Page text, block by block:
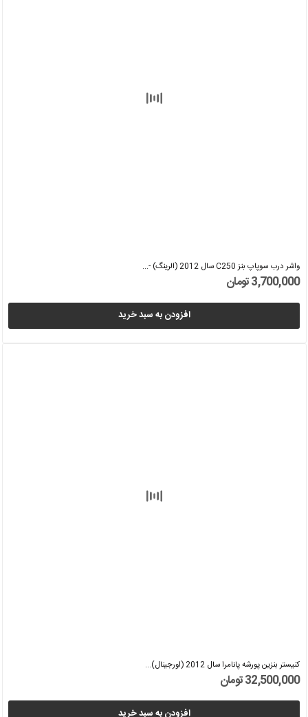
واشر درب سوپاپ بنز C250 سال 2012 (الرینگ) -...
3,700,000 تومان
افزودن به سبد خرید
کنیستر بنزین پورشه پانامرا سال 2012 (اورجینال)...
32,500,000 تومان
افزودن به سبد خرید